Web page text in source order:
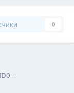
0
HAIER LE55K6700UG DH1VM1D2401, ST5461D077, USB Firmware Software